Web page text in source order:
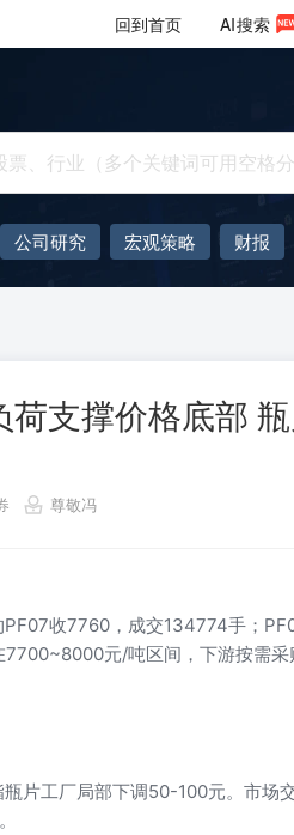
回到首页 AI搜索
公司研究 宏观策略 财报
支撑价格底部
尊敬冯
收7760，成交134774手；
元/吨区间，下游按需
片工厂局部下调50-100元。市场